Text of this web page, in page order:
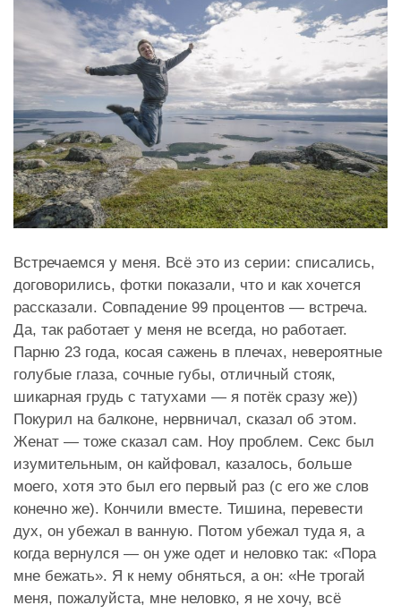
Встречаемся у меня. Всё это из серии: списались,
договорились, фотки показали, что и как хочется
рассказали. Совпадение 99 процентов — встреча.
Да, так работает у меня не всегда, но работает.
Парню 23 года, косая сажень в плечах, невероятные
голубые глаза, сочные губы, отличный стояк,
шикарная грудь с татухами — я потёк сразу же))
Покурил на балконе, нервничал, сказал об этом.
Женат — тоже сказал сам. Ноу проблем. Секс был
изумительным, он кайфовал, казалось, больше
моего, хотя это был его первый раз (с его же слов
конечно же). Кончили вместе. Тишина, перевести
дух, он убежал в ванную. Потом убежал туда я, а
когда вернулся — он уже одет и неловко так: «Пора
мне бежать». Я к нему обняться, а он: «Не трогай
меня, пожалуйста, мне неловко, я не хочу, всё